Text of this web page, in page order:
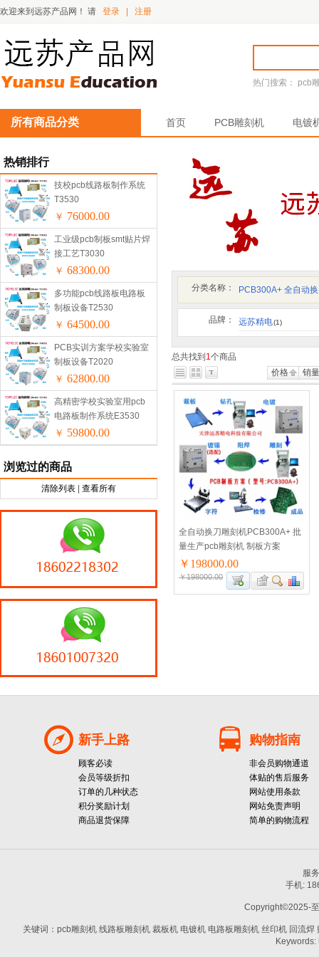
欢迎来到远苏产品网！ 请 登录 注册
热门搜索： pcb
所有商品分类 首页 PCB雕刻机 电镀
热销排行
技校pcb线路板制作系统
T3530
￥ 76000.00
工业级pcb制板smt贴片焊
接工艺T3030
￥ 68300.00
多功能pcb线路板电路板
制板设备T2530
￥ 64500.00
PCB实训方案学校实验室
制板设备T2020
￥ 62800.00
高精密学校实验室用pcb
电路板制作系统E3530
￥ 59800.00
浏览过的商品
清除列表 查看所有
分类名称： PCB300A+ 全自动
品牌： 远苏精电(1)
总共找到 1个商品
价格
销量
全自动换刀雕刻机PCB300A+ 批
量生产pcb雕刻机 制板方案
￥198000.00
￥198000.00
新手上路
顾客必读
会员等级折扣
订单的几种状态
积分奖励计划
商品退货保障
购物指南
非会员购物通道
体贴的售后服务
网站使用条款
网站免责声明
简单的购物流程
服
手机:
Copyright©2025-
关键词：pcb雕刻机 线路板雕刻机 裁板机 电镀机 电路板雕刻机 丝印机 回流
Keywords: